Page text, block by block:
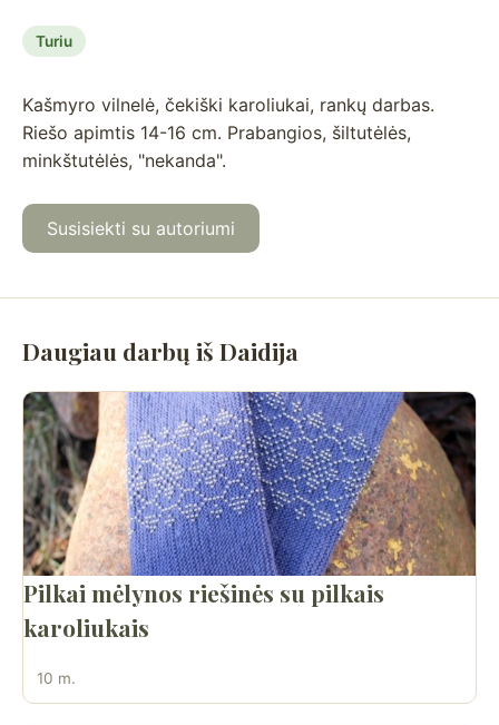
Turiu
Kašmyro vilnelė, čekiški karoliukai, rankų darbas.
Riešo apimtis 14-16 cm. Prabangios, šiltutėlės,
minkštutėlės, "nekanda".
Susisiekti su autoriumi
Daugiau darbų iš Daidija
Pilkai mėlynos riešinės su pilkais
karoliukais
10 m.